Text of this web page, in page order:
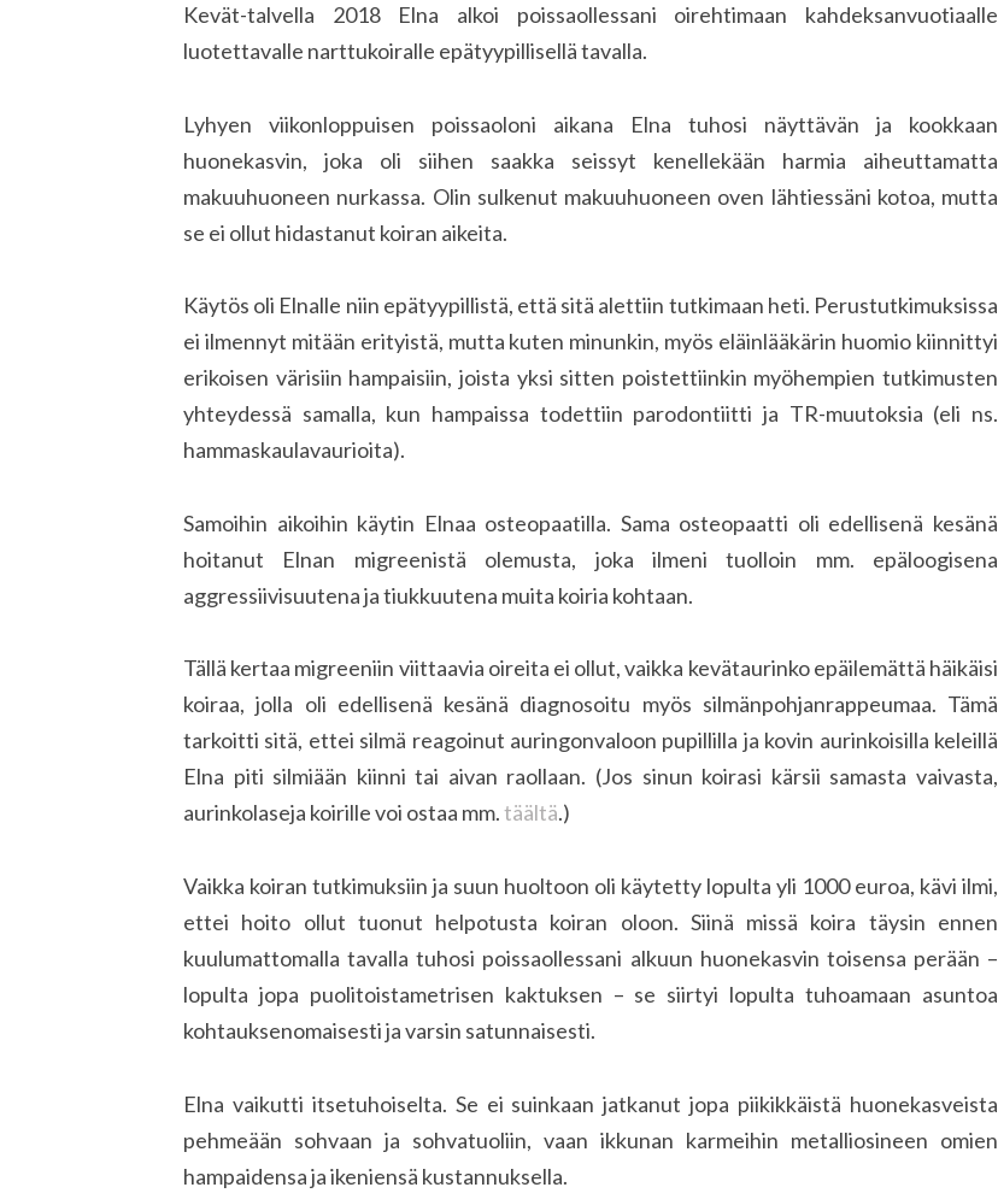
Kevät-talvella 2018 Elna alkoi poissaollessani oirehtimaan kahdeksanvuotiaalle
luotettavalle narttukoiralle epätyypillisellä tavalla.
Lyhyen viikonloppuisen poissaoloni aikana Elna tuhosi näyttävän ja kookkaan
huonekasvin, joka oli siihen saakka seissyt kenellekään harmia aiheuttamatta
makuuhuoneen nurkassa. Olin sulkenut makuuhuoneen oven lähtiessäni kotoa, mutta
se ei ollut hidastanut koiran aikeita.
Käytös oli Elnalle niin epätyypillistä, että sitä alettiin tutkimaan heti. Perustutkimuksissa
ei ilmennyt mitään erityistä, mutta kuten minunkin, myös eläinlääkärin huomio kiinnittyi
erikoisen värisiin hampaisiin, joista yksi sitten poistettiinkin myöhempien tutkimusten
yhteydessä samalla, kun hampaissa todettiin parodontiitti ja TR-muutoksia (eli ns.
hammaskaulavaurioita).
Samoihin aikoihin käytin Elnaa osteopaatilla. Sama osteopaatti oli edellisenä kesänä
hoitanut Elnan migreenistä olemusta, joka ilmeni tuolloin mm. epäloogisena
aggressiivisuutena ja tiukkuutena muita koiria kohtaan.
Tällä kertaa migreeniin viittaavia oireita ei ollut, vaikka kevätaurinko epäilemättä häikäisi
koiraa, jolla oli edellisenä kesänä diagnosoitu myös silmänpohjanrappeumaa. Tämä
tarkoitti sitä, ettei silmä reagoinut auringonvaloon pupillilla ja kovin aurinkoisilla keleillä
Elna piti silmiään kiinni tai aivan raollaan. (Jos sinun koirasi kärsii samasta vaivasta,
aurinkolaseja koirille voi ostaa mm.täältä.)
Vaikka koiran tutkimuksiin ja suun huoltoon oli käytetty lopulta yli 1000 euroa, kävi ilmi,
ettei hoito ollut tuonut helpotusta koiran oloon. Siinä missä koira täysin ennen
kuulumattomalla tavalla tuhosi poissaollessani alkuun huonekasvin toisensa perään –
lopulta jopa puolitoistametrisen kaktuksen – se siirtyi lopulta tuhoamaan asuntoa
kohtauksenomaisesti ja varsin satunnaisesti.
Elna vaikutti itsetuhoiselta. Se ei suinkaan jatkanut jopa piikikkäistä huonekasveista
pehmeään sohvaan ja sohvatuoliin, vaan ikkunan karmeihin metalliosineen omien
hampaidensa ja ikeniensä kustannuksella.